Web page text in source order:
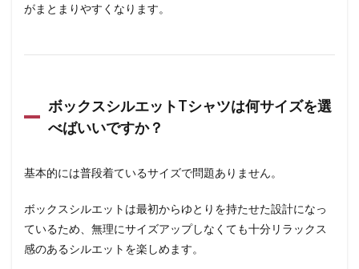
がまとまりやすくなります。
ボックスシルエットTシャツは何サイズを選
べばいいですか？
基本的には普段着ているサイズで問題ありません。
ボックスシルエットは最初からゆとりを持たせた設計になっ
ているため、無理にサイズアップしなくても十分リラックス
感のあるシルエットを楽しめます。